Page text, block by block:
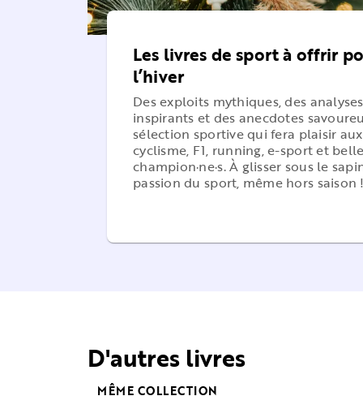
Les livres de sport à offrir
l’hiver
Des exploits mythiques, des
inspirants et des anecdotes
sélection sportive qui fera plaisir
cyclisme, F1, running, e-sport et
champion·ne·s. À glisser sous le
passion du sport, même hors saison !
D'autres livres
MÊME COLLECTION